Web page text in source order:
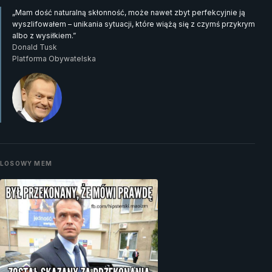
„Mam dość naturalną skłonność, może nawet zbyt perfekcyjnie ją
wyszlifowałem – unikania sytuacji, które wiążą się z czymś przykrym
albo z wysiłkiem.”
Donald Tusk
Platforma Obywatelska
LOSOWY MEM